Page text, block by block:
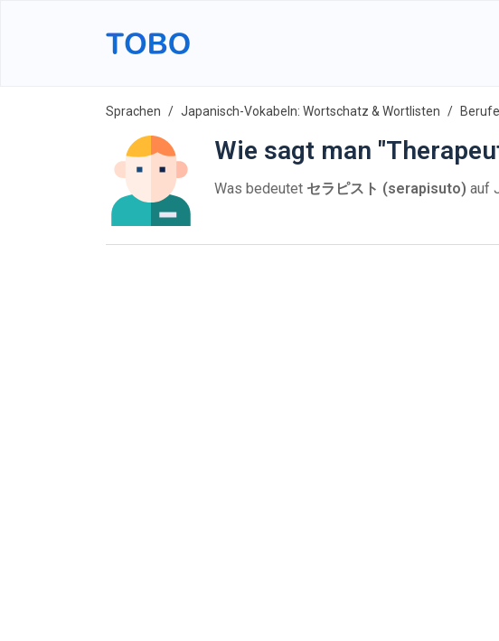
Sprachen Japanisch-Vokabeln: Wortschatz & Wortlisten Berufe
Wie sagt man
Was bedeutet セラピスト (serapisuto) auf